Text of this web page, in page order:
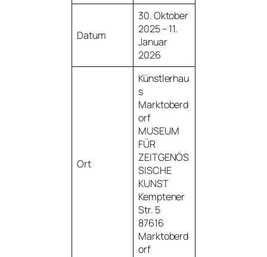
Datum
30. Oktober
2025 – 11.
Januar
2026
Ort
Künstlerhau
s
Marktoberd
orf
MUSEUM
FÜR
ZEITGENÖS
SISCHE
KUNST
Kemptener
Str. 5
87616
Marktoberd
orf